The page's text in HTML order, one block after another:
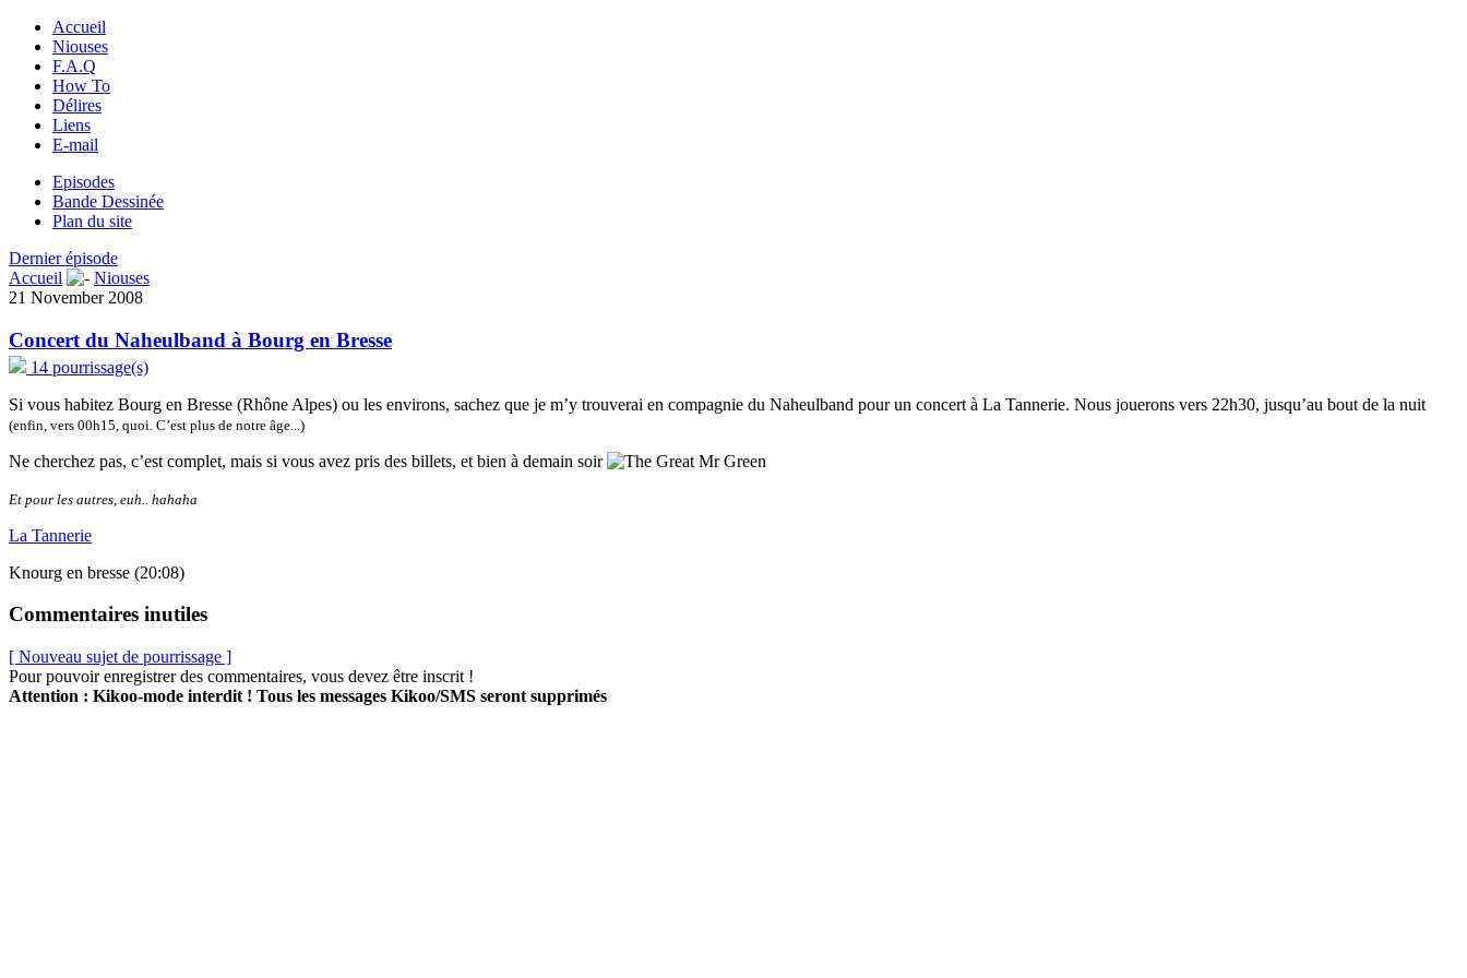
Accueil
Niouses
F.A.Q
How To
Délires
Liens
E-mail
Episodes
Bande Dessinée
Plan du site
Dernier épisode
Accueil
Niouses
21 November 2008
Concert du Naheulband à Bourg en Bresse
14 pourrissage(s)
Si vous habitez Bourg en Bresse (Rhône Alpes) ou les environs, sachez que je m’y trouverai en compagnie du Naheulband pour un concert à La Tannerie. Nous jouerons vers 22h30, jusqu’au bout de la nuit
(enfin, vers 00h15, quoi. C’est plus de notre âge...)
Ne cherchez pas, c’est complet, mais si vous avez pris des billets, et bien à demain soir
Et pour les autres, euh.. hahaha
La Tannerie
Knourg en bresse (20:08)
Commentaires inutiles
[ Nouveau sujet de pourrissage ]
Pour pouvoir enregistrer des commentaires, vous devez être inscrit !
Attention : Kikoo-mode interdit ! Tous les messages Kikoo/SMS seront supprimés